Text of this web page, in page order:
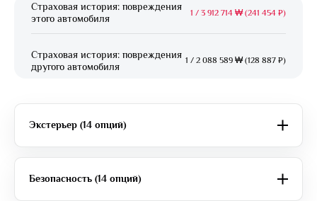
Страховая история: повреждения
этого автомобиля
1 / 3 912 714 ₩ (241 454 ₽)
Страховая история: повреждения
другого автомобиля
1 / 2 088 589 ₩ (128 887 ₽)
Экстерьер (14 опций)
Безопасность (14 опций)